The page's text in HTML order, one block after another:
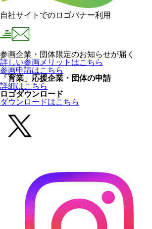
自社サイトでのロゴバナー利用
参画企業・団体限定のお知らせが届く
詳しい参画メリットはこちら
参画申請はこちら
「育業」応援企業・団体の申請
詳細はこちら
ロゴダウンロード
ダウンロードはこちら